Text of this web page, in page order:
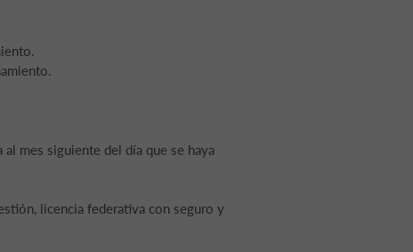
al mes siguiente del día que se haya
licencia federativa con seguro y